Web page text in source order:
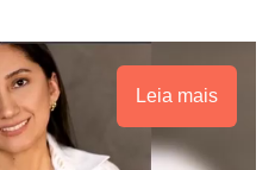
Leia mais